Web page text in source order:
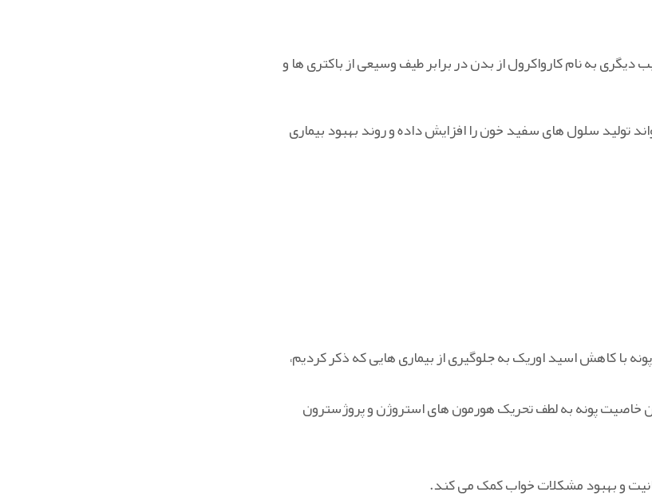
به نام کارواکرول از بدن در برابر طیف وسیعی از باکتری‌ ها و
تولید سلول‌ های سفید خون را افزایش داده و روند بهبود بیماری
با کاهش اسید اوریک به جلوگیری از بیماری هایی که ذکر کردیم،
پونه به لطف تحریک هورمون های استروژن و پروژسترون
و بهبود مشکلات خواب کمک می کند.